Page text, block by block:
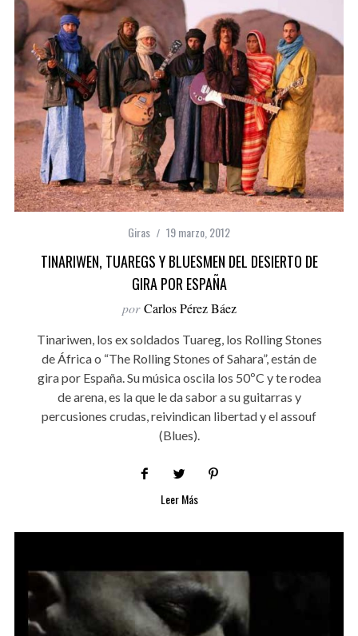
Giras 19 marzo, 2012
TINARIWEN, TUAREGS Y BLUESMEN DEL DESIERTO DE
GIRA POR ESPAÑA
por Carlos Pérez Báez
Tinariwen, los ex soldados Tuareg, los Rolling Stones
de África o “The Rolling Stones of Sahara”, están de
gira por España. Su música oscila los 50ºC y te rodea
de arena, es la que le da sabor a su guitarras y
percusiones crudas, reivindican libertad y el assouf
(Blues).
Leer Más